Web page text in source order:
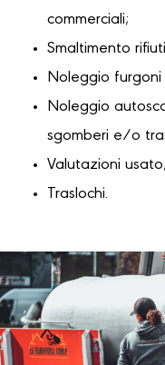
commerciali;
Smaltimento
Noleggio
Noleggio
sgomberi e/o
Valutazioni usato;
Traslochi.